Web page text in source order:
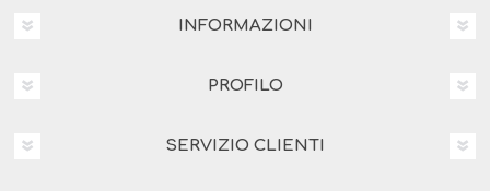
INFORMAZIONI
PROFILO
SERVIZIO CLIENTI